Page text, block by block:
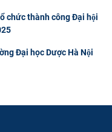
chức thành công Đại hội
Đại học Dược Hà Nội